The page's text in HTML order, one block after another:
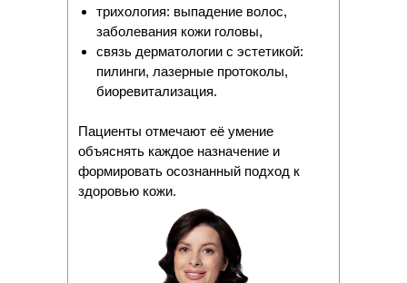
трихология: выпадение волос,
заболевания кожи головы,
связь дерматологии с эстетикой:
пилинги, лазерные протоколы,
биоревитализация.
Пациенты отмечают её умение
объяснять каждое назначение и
формировать осознанный подход к
здоровью кожи.